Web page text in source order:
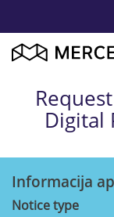
Digital
Informacija
Notice type